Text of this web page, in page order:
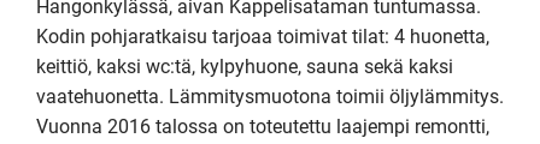
Hangonkylässä, aivan Kappelisataman tuntumassa.
Kodin pohjaratkaisu tarjoaa toimivat tilat: 4 huonetta,
keittiö, kaksi wc:tä, kylpyhuone, sauna sekä kaksi
vaatehuonetta. Lämmitysmuotona toimii öljylämmitys.
Vuonna 2016 talossa on toteutettu laajempi remontti,